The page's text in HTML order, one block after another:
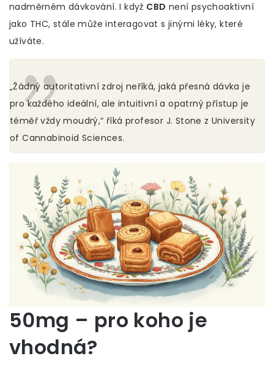
nadměrném dávkování. I když CBD není psychoaktivní
jako THC, stále může interagovat s jinými léky, které
užíváte.
„Žádný autoritativní zdroj neříká, jaká přesná dávka je
pro každého ideální, ale intuitivní a opatrný přístup je
téměř vždy moudrý,“ říká profesor J. Stone z University
of Cannabinoid Sciences.
50mg – pro koho je
vhodná?